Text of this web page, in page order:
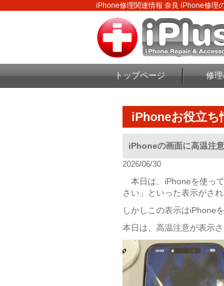
iPhone修理関連情報 奈良 iPhone修理
トップページ 修
iPhoneお役立ち
iPhoneの画面に高温注
2026/06/30
本日は、iPhoneを使っ
さい」といった表示がさ
しかしこの表示はiPhone
本日は、高温注意が表示